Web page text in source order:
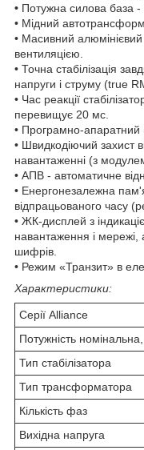
• Потужна силова база -
• Мідний
• Масивний
вентиляцією.
• Точна стабілізація
напруги і струму (true
• Час реакції
перевищує 20 мс.
• Програмно-апаратний
• Швидкодіючий захист
навантаженні (з
• АПВ - автоматичне
• Енергонезалежна
відпрацьованого часу
• ЖК-дисплей з
навантаження і мережі,
шифрів.
• Режим «Транзит» в
Характеристики:
Серії Alliance
Потужність
Тип стабілізатора
Тип трансформатора
Кількість фаз
Вихідна напруга